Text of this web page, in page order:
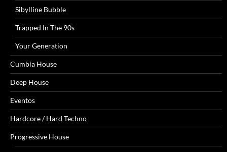
Sibylline Bubble
Trapped In The 90s
Your Generation
Cumbia House
Deep House
Eventos
Hardcore / Hard Techno
Progressive House